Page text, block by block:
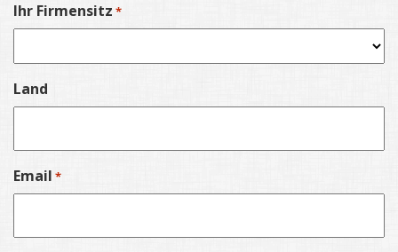
Ihr Firmensitz *
Land
Email *